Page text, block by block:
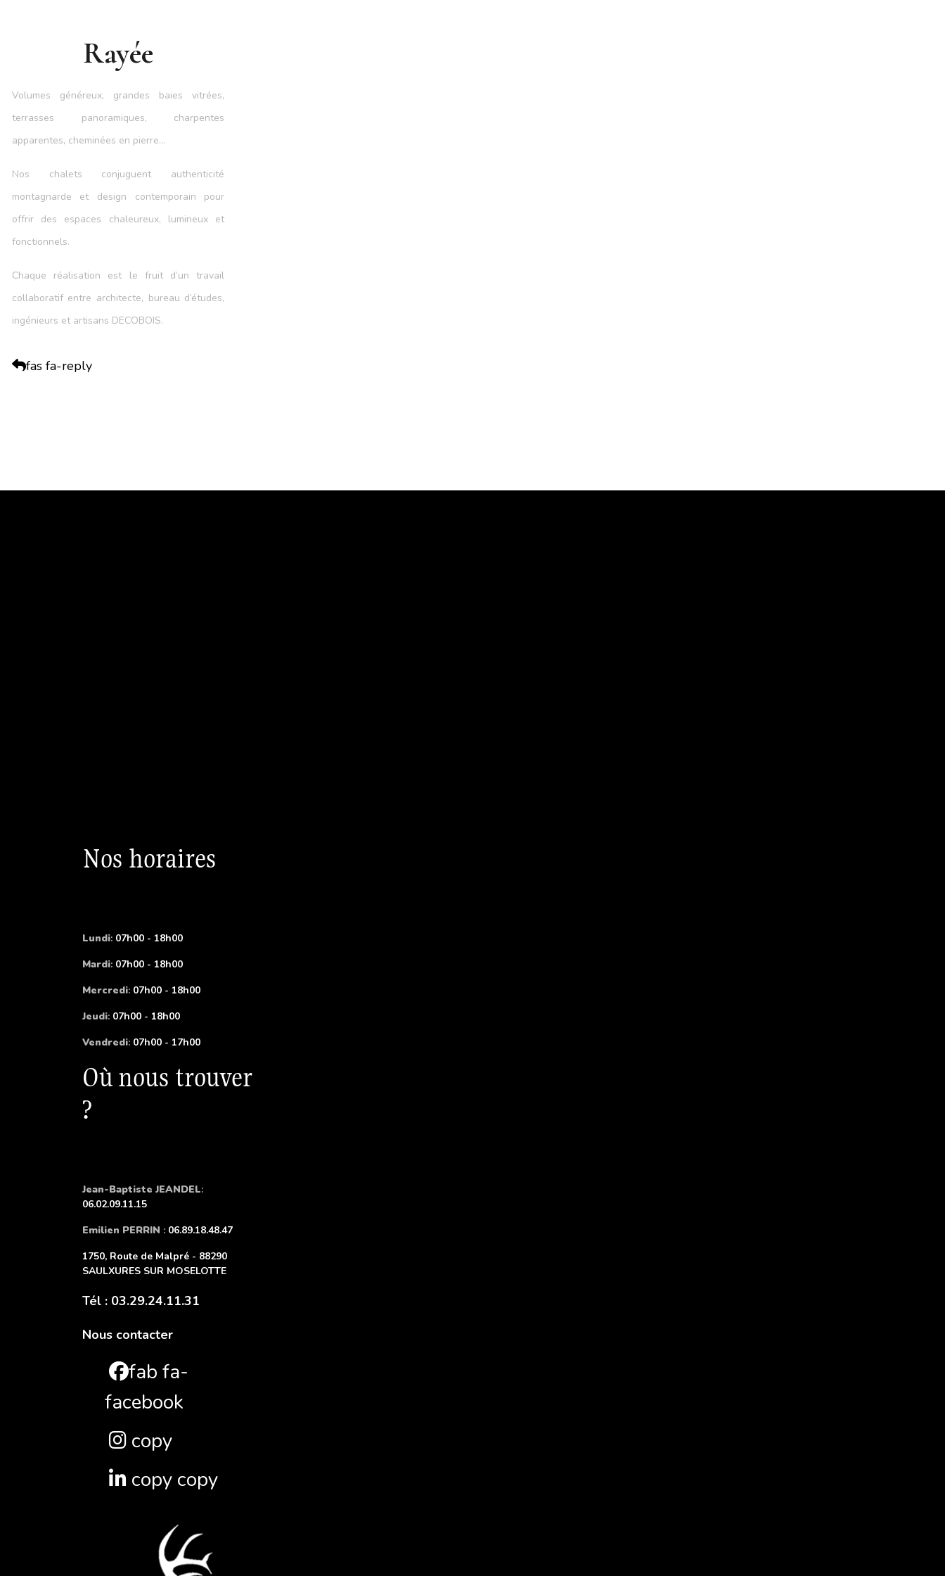
Rayée
Volumes généreux, grandes baies vitrées,
terrasses panoramiques, charpentes
apparentes, cheminées en pierre…
Nos chalets conjuguent authenticité
montagnarde et design contemporain pour
offrir des espaces chaleureux, lumineux et
fonctionnels.
Chaque réalisation est le fruit d’un travail
collaboratif entre architecte, bureau d’études,
ingénieurs et artisans DECOBOIS.
fas fa-reply
Nos horaires
Lundi: 07h00 - 18h00
Mardi: 07h00 - 18h00
Mercredi: 07h00 - 18h00
Jeudi: 07h00 - 18h00
Vendredi: 07h00 - 17h00
Où nous trouver
?
Jean-Baptiste JEANDEL:
06.02.09.11.15
Emilien PERRIN : 06.89.18.48.47
1750, Route de Malpré - 88290
SAULXURES SUR MOSELOTTE
Tél : 03.29.24.11.31
Nous contacter
fab fa-
facebook
copy
copy copy